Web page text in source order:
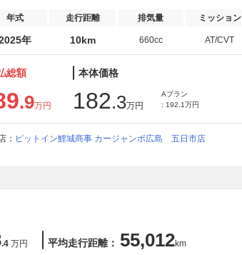
年式 走行距離 排気量 ミッション
年 10km 660cc AT/CVT
総額
.9万円
本体価格
182.3万円
Aプラン
: 192.1万円
： ピットイン鯉城商事 カージャンボ広島 五日市店
.4 万円 平均走行距離： 55,012km